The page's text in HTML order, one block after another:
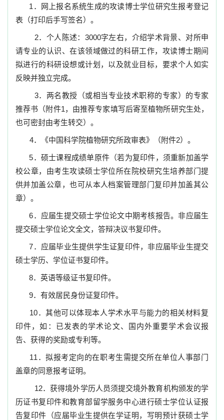
1 ．网上报名系统生成的攻读博士学位研究生报考登记
表（打印后手写签名）。
2．个人陈述： 3000字左右，介绍学术背景、对所申
请专业的认识、在该领域做过的科研工作，攻读博士期间
拟进行的科研设想或计划，以及就业目标，要求个人如实
反映并独立完成。
3．两名教授（或相当专业技术职称的专家）的专家
推荐书（附件1，由推荐专家填写后寄至植物所研究生处，
也可密封由考生转交）。
4．《中国科学院植物研究所政审表》（附件2）。
5．硕士课程成绩单原件（若为复印件，须重新加盖学
校公章，由考生攻读硕士学位所在院校研究生培养部门提
供并加盖公章，也可从本人档案管理部门复印并加盖其公
章）。
6．应届生提交硕士学位论文中期考核报告。非应届生
提交硕士学位论文全文，答辩决议书复印件。
7．应届毕业生提供学生证复印件，非应届毕业生提交
硕士学历、学位证书复印件。
8．英语等级证书复印件。
9．有效居民身份证复印件。
10．其他可以体现本人学术水平与能力的相关材料复
印件，如：已发表的学术论文、国内外重要学术会议报
告、获得的奖励或专利等。
11 ．拟报考定向的在职考生需提交所在单位人事部门
盖章的同意报考证明。
12．获得境外学历人员须提交境外教育机构颁发的学
历证书复印件和教育部留学服务中心进行硕士学位认证报
告复印件（应届毕业生提供在学证明，写明预计获硕士学